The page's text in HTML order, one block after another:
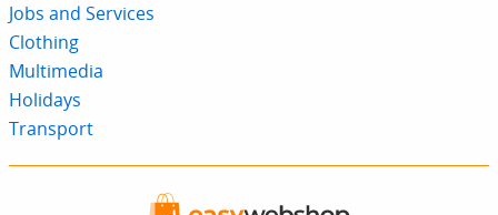
Jobs and Services
Clothing
Multimedia
Holidays
Transport